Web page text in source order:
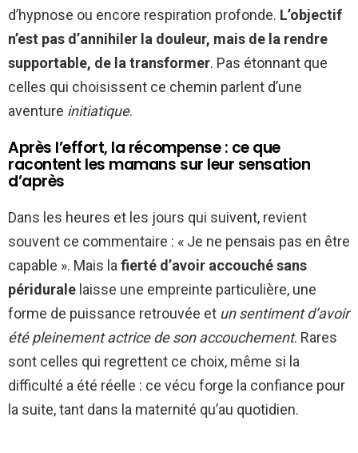
d’hypnose ou encore respiration profonde. L’objectif
n’est pas d’annihiler la douleur, mais de la rendre
supportable, de la transformer. Pas étonnant que
celles qui choisissent ce chemin parlent d’une
aventure initiatique.
Après l’effort, la récompense : ce que
racontent les mamans sur leur sensation
d’après
Dans les heures et les jours qui suivent, revient
souvent ce commentaire : « Je ne pensais pas en être
capable ». Mais lafierté d’avoir accouché sans
péridurale laisse une empreinte particulière, une
forme de puissance retrouvée et un sentiment d’avoir
été pleinement actrice de son accouchement. Rares
sont celles qui regrettent ce choix, même si la
difficulté a été réelle : ce vécu forge la confiance pour
la suite, tant dans la maternité qu’au quotidien.